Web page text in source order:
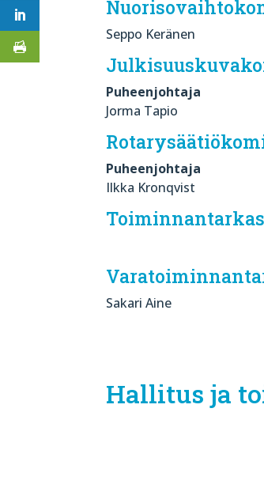
Seppo Keränen
Puheenjohtaja
Jorma Tapio
Puheenjohtaja
Ilkka Kronqvist
Sakari Aine
Hallitus ja